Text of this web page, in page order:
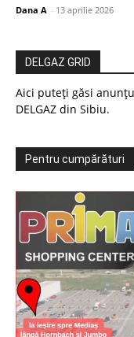
Dana A - 13 aprilie 2026
DELGAZ GRID
Aici puteți găsi
DELGAZ din Sibiu.
Pentru cumpărături